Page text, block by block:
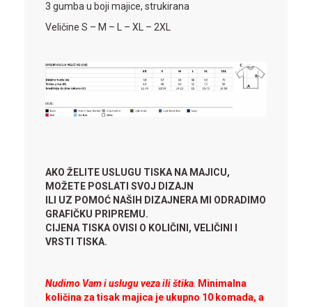
3 gumba u boji majice, strukirana
Veličine S – M – L – XL – 2XL
AKO ŽELITE USLUGU TISKA NA MAJICU,
MOŽETE POSLATI SVOJ DIZAJN
ILI UZ POMOĆ NAŠIH DIZAJNERA MI ODRADIMO
GRAFIČKU PRIPREMU.
CIJENA TISKA OVISI O KOLIČINI, VELIČINI I
VRSTI TISKA.
Nudimo Vam i uslugu veza ili štika Minimalna
količina za tisak majica je ukupno 10 komada, a